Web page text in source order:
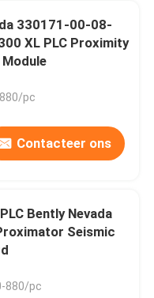
330171-00-08-
XL PLC Proximity
pc
Contacteer ons
Bently Nevada
Seismic
880/pc